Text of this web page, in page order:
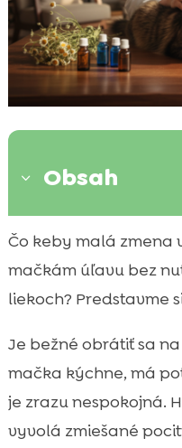
3 Obsah
 Čo je

Kedy môže byť
starostlivosť
zvažujú

homeopatická
môžeme
Bezpečnosť a
Čo keby malá zmena
mačkám úľavu bez
liekoch? Predstavme
Je bežné obrátiť sa
mačka kýchne, má
je zrazu nespokojná.
vyvolá zmiešané